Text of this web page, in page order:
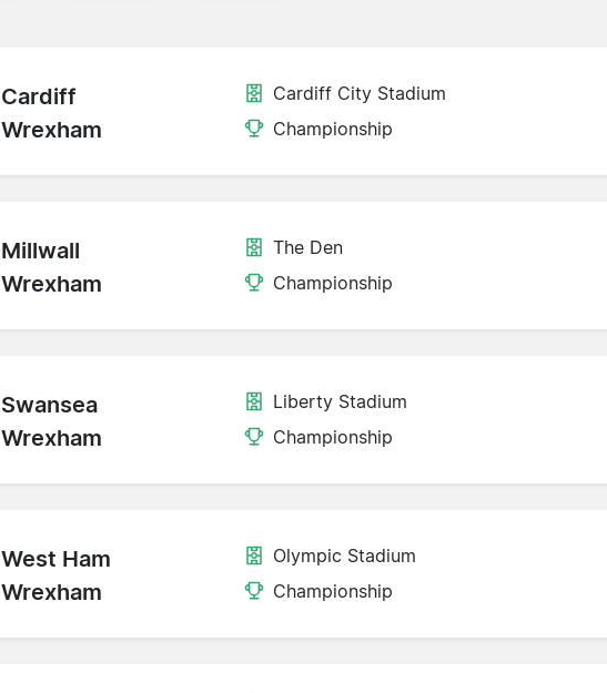
Cardiff
Wrexham
Cardiff City Stadium
Championship
Millwall
Wrexham
The Den
Championship
Swansea
Wrexham
Liberty Stadium
Championship
West Ham
Wrexham
Olympic Stadium
Championship